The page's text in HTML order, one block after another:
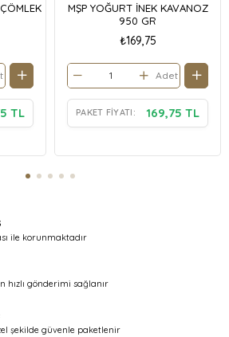
TL
MŞP YOĞURT İNEK KAVANOZ
950 GR
₺169,75
Adet
PAKET FIYATI: 169,75 TL
ile korunmaktadır
hızlı gönderimi sağlanır
şekilde güvenle paketlenir